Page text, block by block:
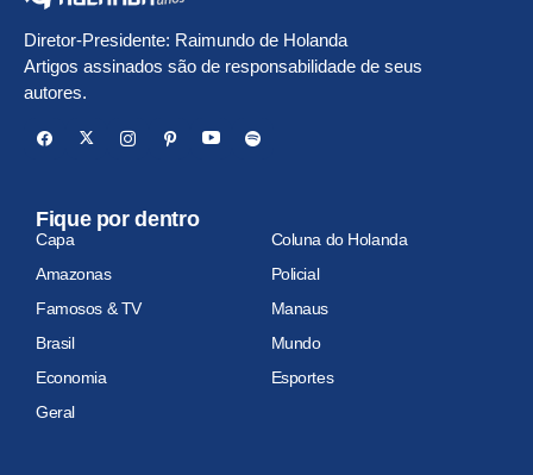
Diretor-Presidente: Raimundo de Holanda
Artigos assinados são de responsabilidade de seus
autores.
Fique por dentro
Capa
Coluna do Holanda
Amazonas
Policial
Famosos & TV
Manaus
Brasil
Mundo
Economia
Esportes
Geral